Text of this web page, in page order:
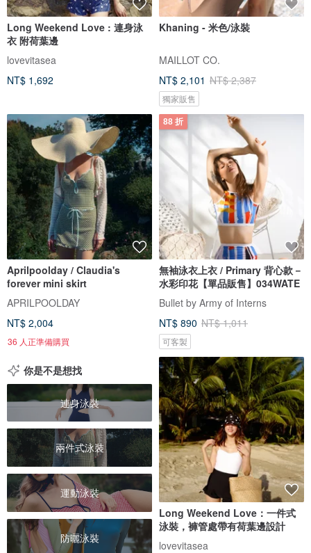
Long Weekend Love : 連身泳
衣 附荷葉邊
lovevitasea
NT$ 1,692
Khaning - 米色/泳裝
MAILLOT CO.
NT$ 2,101 NT$ 2,387
獨家販售
Aprilpoolday / Claudia's
forever mini skirt
APRILPOOLDAY
NT$ 2,004
36 人正準備購買
88 折
無袖泳衣上衣 / Primary 背心款－
水彩印花【單品販售】034WATE
Bullet by Army of Interns
NT$ 890 NT$ 1,011
可客製
你是不是想找
連身泳裝
兩件式泳裝
運動泳裝
防曬泳裝
Long Weekend Love：一件式
泳裝，褲管處帶有荷葉邊設計
lovevitasea